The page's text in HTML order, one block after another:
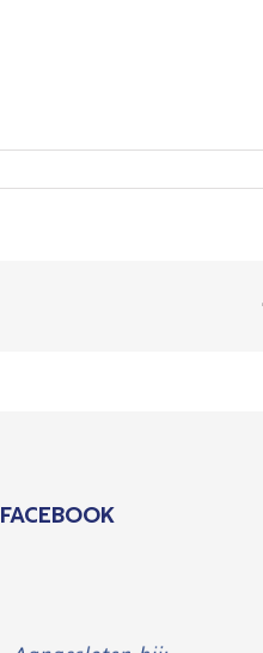
FACEBOOK